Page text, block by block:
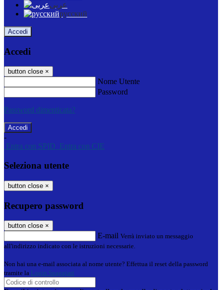
عربى
русский
Accedi
Accedi
button close ×
Nome Utente
Password
Password dimenticata?
-
Entra con SPID Entra con CIE
Seleziona utente
button close ×
Recupero password
button close ×
E-mail Verrà inviato un messaggio
all'indirizzo indicato con le istruzioni necessarie.
Non hai una e-mail associata al nome utente? Effettua il reset della password
tramite la Login Spaggiari